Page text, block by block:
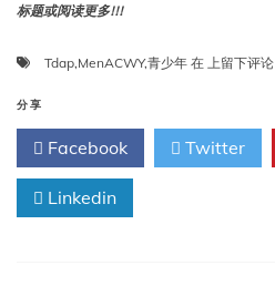
标题或阅读更多!!!
Tdap,MenACWY,青少年 在 Tdap、
少
年
覆
上留下评论
分享
Facebook Twitter
Linkedin